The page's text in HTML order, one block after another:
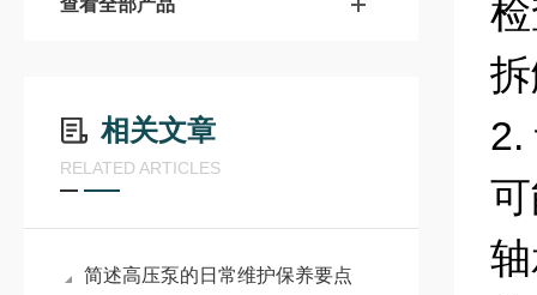
查看全部产品
相关文章
RELATED ARTICLES
简述高压泵的日常维护保养要点
2.